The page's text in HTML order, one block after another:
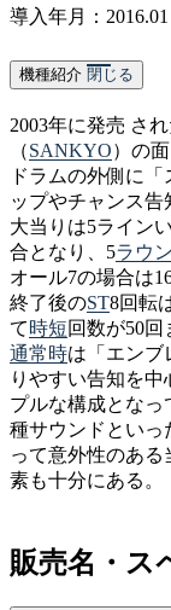
導入年月：2016.01
機種紹介 閉じる
2003年に発売 さ
（SANKYO）の
ドラムの外側に「
ップやチャンス告
大当りは5ライン
合となり、5ラウ
オール7の場合は
終了後のST8回転
て時短回数が50回
通常時は「エンブ
りやすい告知を中
プルな構成となっ
種サウンドといっ
って意外性のあ
素も十分にある。
販売名・ス